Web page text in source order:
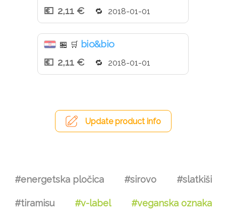
2,11 €
2018-01-01
🏪 🛒 bio&bio
2,11 €
2018-01-01
Update product info
#energetska pločica #sirovo #slatkiši
#tiramisu #v-label #veganska oznaka